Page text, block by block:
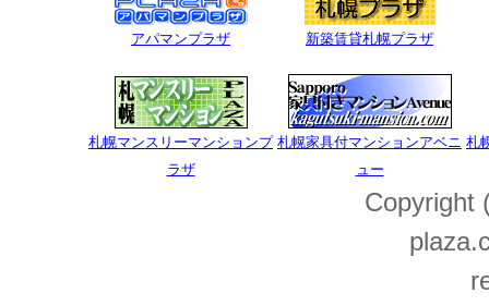
アパマンプラザ 新築賃貸札幌プラザ
札幌マンスリーマンションプ
ラザ
札幌家具付マンションアベニ
ュー
札
Copyright